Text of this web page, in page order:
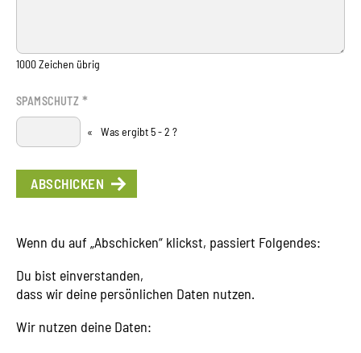
1000Zeichen übrig
SPAMSCHUTZ *
« Was ergibt 5 - 2 ?
Wenn du auf „Abschicken“ klickst, passiert Folgendes:
Du bist einverstanden,
dass wir deine persönlichen Daten nutzen.
Wir nutzen deine Daten: